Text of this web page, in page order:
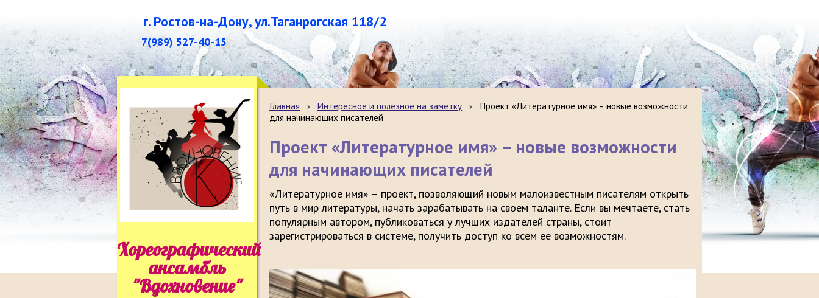
г. Ростов-на-Дону, ул.Таганрогская 118/2
7(989) 527-40-15
Хореографический
ансамбль
"Вдохновение"
Главная › Интересное и полезное на заметку ›
Проект «Литературное имя» – новые возможности
для начинающих писателей
Проект «Литературное имя» – новые возможности
для начинающих писателей
«Литературное имя» – проект, позволяющий новым малоизвестным писателям открыть
путь в мир литературы, начать зарабатывать на своем таланте. Если вы мечтаете, стать
популярным автором, публиковаться у лучших издателей страны, стоит
зарегистрироваться в системе, получить доступ ко всем ее возможностям.